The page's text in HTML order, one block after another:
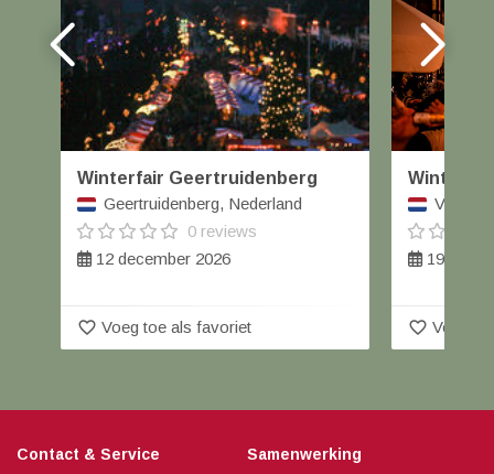
Winterfair Geertruidenberg
Geertruidenberg, Nederland
0 reviews
12 december 2026
favorite_border Voeg toe als favoriet
Veghel,
19 t/m
favorite_border Voeg
Contact & Service
Samenwerking